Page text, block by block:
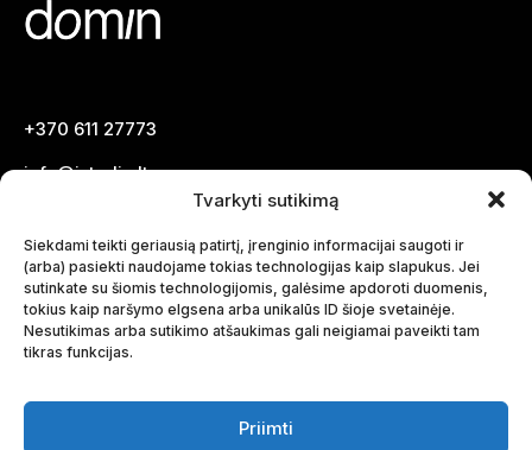
Tvarkyti sutikimą
Siekdami teikti geriausią patirtį, įrenginio informacijai saugoti ir
(arba) pasiekti naudojame tokias technologijas kaip slapukus. Jei
sutinkate su šiomis technologijomis, galėsime apdoroti duomenis,
tokius kaip naršymo elgsena arba unikalūs ID šioje svetainėje.
Nesutikimas arba sutikimo atšaukimas gali neigiamai paveikti tam
tikras funkcijas.
Priimti
+370 611 27773
info@istudio.lt